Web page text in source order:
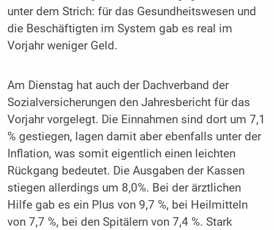
unter dem Strich: für das Gesundheitswesen und
die Beschäftigten im System gab es real im
Vorjahr weniger Geld.
Am Dienstag hat auch der Dachverband der
Sozialversicherungen den Jahresbericht für das
Vorjahr vorgelegt. Die Einnahmen sind dort um 7,1
% gestiegen, lagen damit aber ebenfalls unter der
Inflation, was somit eigentlich einen leichten
Rückgang bedeutet. Die Ausgaben der Kassen
stiegen allerdings um 8,0%. Bei der ärztlichen
Hilfe gab es ein Plus von 9,7 %, bei Heilmitteln
von 7,7 %, bei den Spitälern von 7,4 %. Stark